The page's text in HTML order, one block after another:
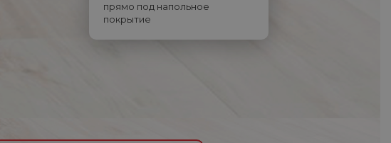
прямо под напольное
покрытие